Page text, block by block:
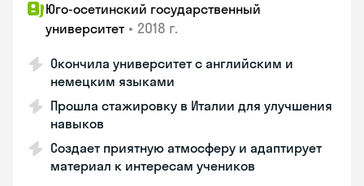
Юго-осетинский государственный
университет • 2018 г.
Окончила университет с английским и
немецким языками
Прошла стажировку в Италии для улучшения
навыков
Создает приятную атмосферу и адаптирует
материал к интересам учеников